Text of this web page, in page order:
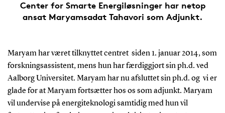
Center for Smarte Energiløsninger har netop
ansat Maryamsadat Tahavori som Adjunkt.
Maryam har været tilknyttet centret siden 1. januar 2014, som
forskningsassistent, mens hun har færdiggjort sin ph.d. ved
Aalborg Universitet. Maryam har nu afsluttet sin ph.d. og vi er
glade for at Maryam fortsætter hos os som adjunkt. Maryam
vil undervise på energiteknologi samtidig med hun vil